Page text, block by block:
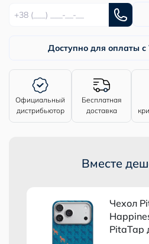
Доступно для оплаты
Официальный
дистрибьютор
Бесплатная
доставка
Вместе
Чехол
PitaTap